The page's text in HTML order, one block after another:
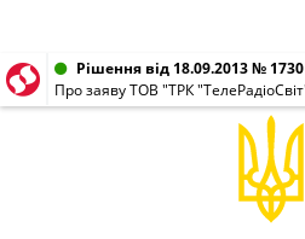
Рішення від 18.09.2013 № 1730